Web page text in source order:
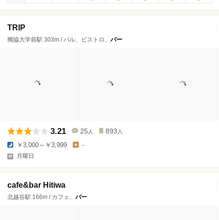
TRIP
獨協大学前駅 303m / バル、ビストロ、 バー
3.21 25 人 893 人
￥3,000～￥3,999 -
月曜日
cafe&bar Hitiwa
北越谷駅 166m / カフェ、 バー